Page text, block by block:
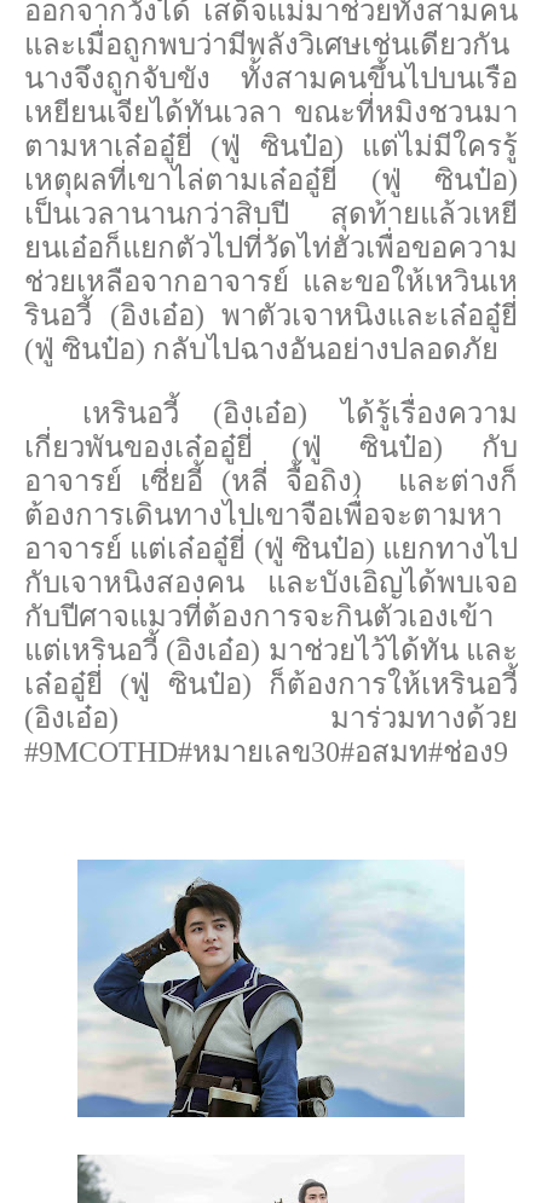
ออกจากวังได้ เสด็จแม่มาช่วยทั้งสามคน
และเมื่อถูกพบว่ามีพลังวิเศษเช่นเดียวกัน
นางจึงถูกจับขัง ทั้งสามคนขึ้นไปบนเรือ
เหยียนเจียได้ทันเวลา ขณะที่หมิงชวนมา
ตามหาเล๋ออู๋ยี่ (ฟู่ ซินป๋อ) แต่ไม่มีใครรู้
เหตุผลที่เขาไล่ตามเล๋ออู๋ยี่ (ฟู่ ซินป๋อ)
เป็นเวลานานกว่าสิบปี สุดท้ายแล้วเหยี
ยนเอ๋อก็แยกตัวไปที่วัดไท่ฮัวเพื่อขอความ
ช่วยเหลือจากอาจารย์ และขอให้เหวินเห
รินอวี้ (อิงเอ๋อ) พาตัวเจาหนิงและเล๋ออู๋ยี่
(ฟู่ ซินป๋อ) กลับไปฉางอันอย่างปลอดภัย
เหรินอวี้ (อิงเอ๋อ) ได้รู้เรื่องความ
เกี่ยวพันของเล๋ออู๋ยี่ (ฟู่ ซินป๋อ) กับ
อาจารย์ เซี่ยอี้ (หลี่ จื้อถิง) และต่างก็
ต้องการเดินทางไปเขาจือเพื่อจะตามหา
อาจารย์ แต่เล๋ออู๋ยี่ (ฟู่ ซินป๋อ) แยกทางไป
กับเจาหนิงสองคน และบังเอิญได้พบเจอ
กับปีศาจแมวที่ต้องการจะกินตัวเองเข้า
แต่เหรินอวี้ (อิงเอ๋อ) มาช่วยไว้ได้ทัน และ
เล๋ออู๋ยี่ (ฟู่ ซินป๋อ) ก็ต้องการให้เหรินอวี้
(อิงเอ๋อ) มาร่วมทางด้วย
#9MCOTHD#หมายเลข30#อสมท#ช่อง9